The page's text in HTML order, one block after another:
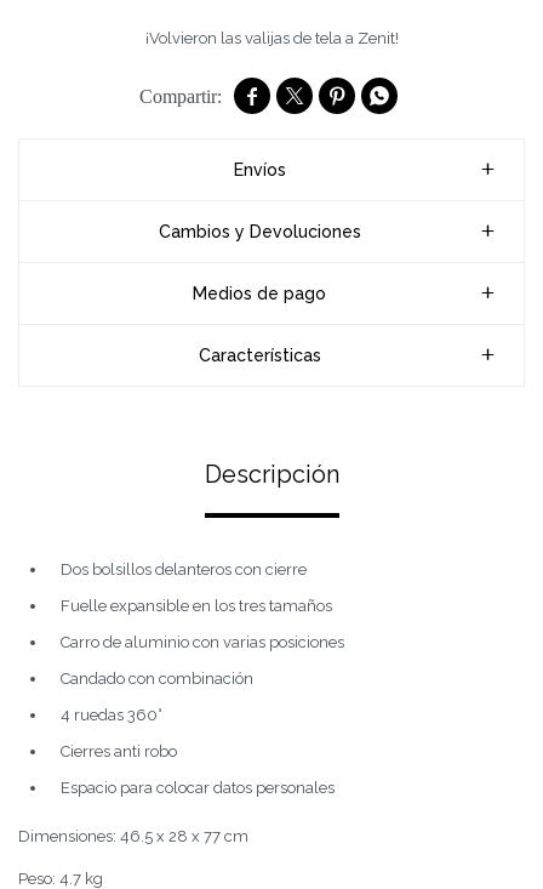
¡Volvieron las valijas de tela a Zenit!
   
Envíos
Cambios y Devoluciones
Medios de pago
Características
Descripción
Dos bolsillos delanteros con cierre
Fuelle expansible en los tres tamaños
Carro de aluminio con varias posiciones
Candado con combinación
4 ruedas 360°
Cierres anti robo
Espacio para colocar datos personales
Dimensiones: 46.5 x 28 x 77 cm
Peso: 4.7 kg